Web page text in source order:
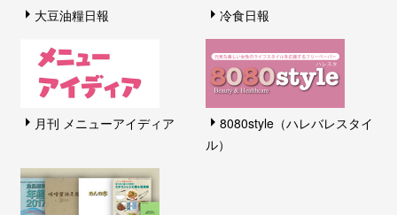
大豆油糧日報 冷食日報
月刊 メニューアイディア
8080style（ハレバレスタイ
ル）